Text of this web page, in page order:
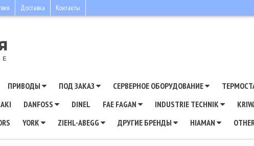
Доставка Контакты
ПРИВОДЫ ПОД ЗАКАЗ СЕРВЕРНОЕ ОБОРУДОВАНИЕ
DANFOSS DINEL FAE FAGAN INDUSTRIE TECHNIK
YORK ZIEHL-ABEGG ДРУГИЕ БРЕНДЫ HIAMAN